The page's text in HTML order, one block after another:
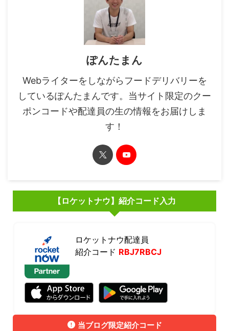
ぽんたまん
Webライターをしながらフードデリバリーを
しているぽんたまんです。当サイト限定のクー
ポンコードや配達員の生の情報をお届けしま
す！
【ロケットナウ】紹介コード入力
ロケットナウ配達員
紹介コード RBJ7RBCJ
当ブログ限定紹介コード